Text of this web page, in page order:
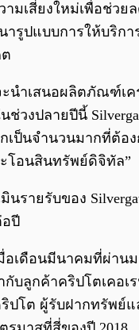
มเสี่ยงใหม่เพื่อช่วย
รูปแบบการให้บริกา
นำเสนอผลิตภัณฑ์เค
ช่วงปลายปีนี้
เป็นจำนวนมากที่ต้อ
โอนสินทรัพย์ดิจิทัล”
นรายรับของ
ปี
อเดือนมีนาคมที่ผ่านม
บลูกค้าคริปโตเคอเ
ปโต ผู้รับฝากทรัพย์